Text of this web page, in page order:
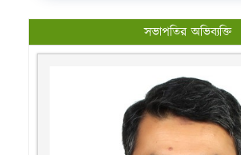
সভাপতির অভিব্যক্তি